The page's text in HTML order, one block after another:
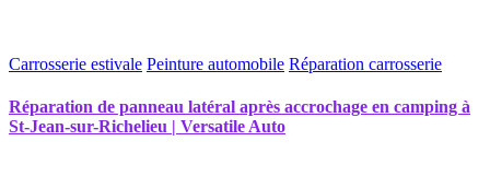
Carrosserie estivale Peinture automobile Réparation carrosserie
Réparation de panneau latéral après accrochage en camping à
St-Jean-sur-Richelieu | Versatile Auto